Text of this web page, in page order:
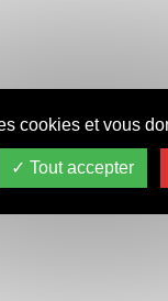
cookies et vous
Tout accepter